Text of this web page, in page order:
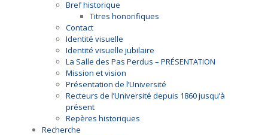
Bref historique
Titres honorifiques
Contact
Identité visuelle
Identité visuelle jubilaire
La Salle des Pas Perdus – PRÉSENTATION
Mission et vision
Présentation de l’Université
Recteurs de l’Université depuis 1860 jusqu’à
présent
Repères historiques
Recherche